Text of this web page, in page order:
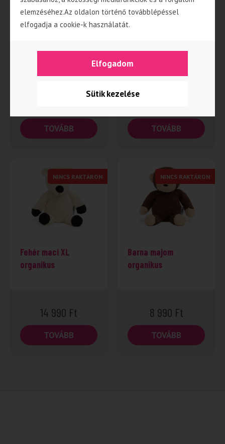
TOVÁBB
természetes
TOVÁBB
NINCS RAKTÁRON
Fehér maci XL
organikus
14 990 Ft
TOVÁBB
NINCS RAKTÁRON
Barna majom
organikus
8 990 Ft
TOVÁBB
elemzéséhez.Az oldalon történő továbblépéssel
elfogadja a cookie-k használatát.
Sütik kezelése
Elfogadom